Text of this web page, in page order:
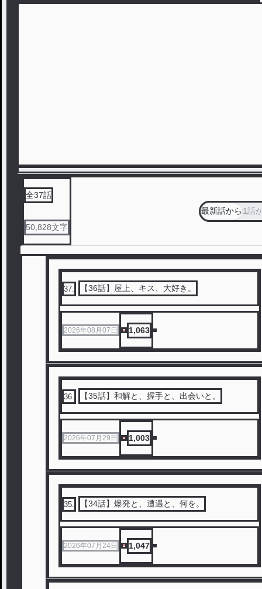
全37話
50,828文字
最新話から1話
37 【36話】屋上、キス、大好き。
2026年08月07日 1,063
36 【35話】和解と、握手と、出会いと。
2026年07月29日 1,003
35 【34話】爆発と、遭遇と、何を。
2026年07月24日 1,047